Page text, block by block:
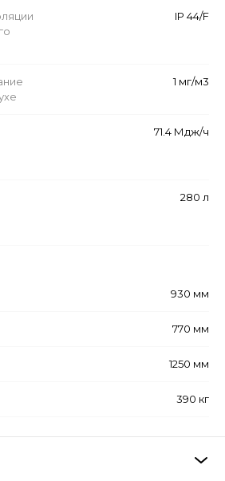
IP 44/F
1 мг/м3
71.4 Мдж/ч
280 л
930 мм
770 мм
1250 мм
390 кг